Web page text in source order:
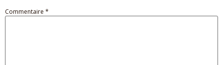
Commentaire *